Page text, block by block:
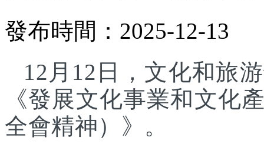
發布時間：2025-12-13
12月12日，文化和旅
《發展文化事業和文化
全會精神）》。